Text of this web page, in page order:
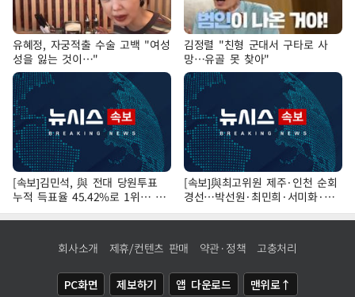
유혜정, 자궁적출 수술 고백 "여성
성을 잃는 것이…"
김정렬 "친형 군대서 구타로 사
망…유골 못 찾아"
[속보]김민석, 與 전대 당원투표
누적 득표율 45.42%로 1위… 정
청래 44.56%
[속보]與최고위원 제주·인천 순회
경선…박선원·최민희·서미화·한
민수·김용 순
회사소개 제휴/컨텐츠 판매 약관·정책 고충처리
PC화면 제보하기 앱 다운로드 맨위로↑